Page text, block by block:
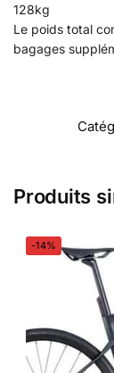
128kg
Le poids total
bagages
Produits
-14%